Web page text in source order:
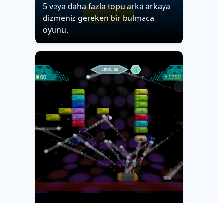
5 veya daha fazla topu arka arkaya
dizmeniz gereken bir bulmaca
oyunu.